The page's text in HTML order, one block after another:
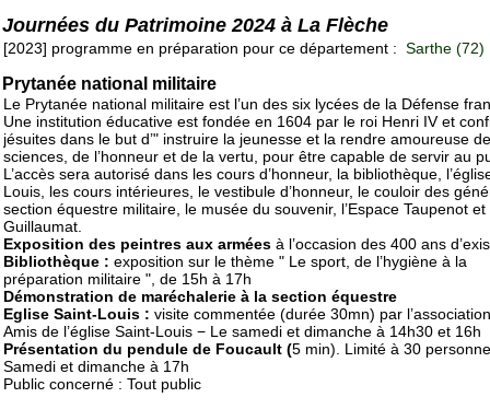
Journées du Patrimoine 2024 à La Flèche
[2023] programme en préparation pour ce département : Sarthe (72)
Prytanée national militaire
Le Prytanée national militaire est l’un des six lycées de la Défense
Une institution éducative est fondée en 1604 par le roi Henri IV et
jésuites dans le but d’" instruire la jeunesse et la rendre amoureuse
sciences, de l’honneur et de la vertu, pour être capable de servir au
L’accès sera autorisé dans les cours d’honneur, la bibliothèque,
Louis, les cours intérieures, le vestibule d’honneur, le couloir des
section équestre militaire, le musée du souvenir, l’Espace Taupenot et
Guillaumat.
Exposition des peintres aux armées à l’occasion des 400 ans
Bibliothèque : exposition sur le thème " Le sport, de l’hygiène à la
préparation militaire ", de 15h à 17h
Démonstration de maréchalerie à la section équestre
Eglise Saint-Louis : visite commentée (durée 30mn) par
Amis de l’église Saint-Louis − Le samedi et dimanche à 14h30 et 16h
Présentation du pendule de Foucault (5 min). Limité à 30
Samedi et dimanche à 17h
Public concerné : Tout public